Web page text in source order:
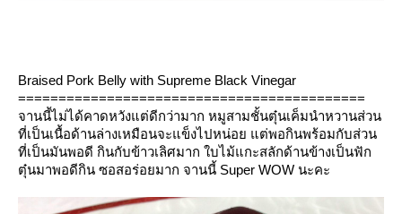
Braised Pork Belly with Supreme Black Vinegar
===========================================
จานนี้ไม่ได้คาดหวังแต่ดีกว่ามาก หมูสามชั้นตุ๋นเค็มนำหวานส่วน
ที่เป็นเนื้อด้านล่างเหมือนจะแข็งไปหน่อย แต่พอกินพร้อมกับส่วน
ที่เป็นมันพอดี กินกับข้าวเลิศมาก ใบไม้แกะสลักด้านข้างเป็นฟัก
ตุ๋นมาพอดีกิน ซอสอร่อยมาก จานนี้ Super WOW นะคะ